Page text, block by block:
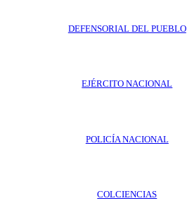
DEFENSORIAL DEL PUEBLO
EJÉRCITO NACIONAL
POLICÍA NACIONAL
COLCIENCIAS